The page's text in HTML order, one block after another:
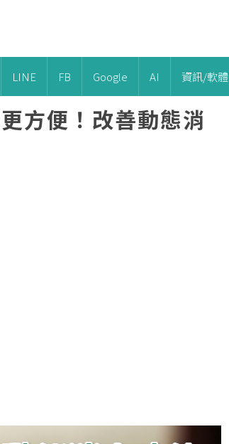
LINE FB Google AI 資訊/軟體
方便！改善動態消